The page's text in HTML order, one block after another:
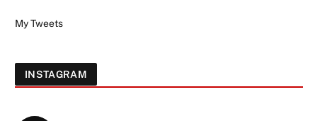
My Tweets
INSTAGRAM